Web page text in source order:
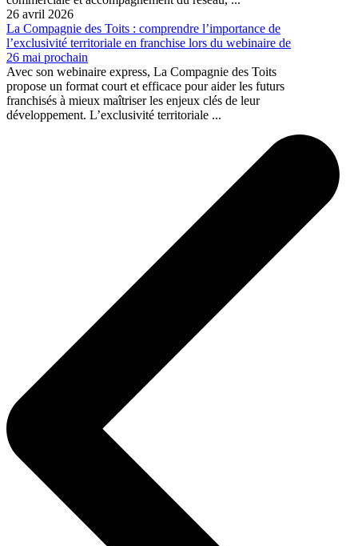
26 avril 2026
La Compagnie des Toits : comprendre l’importance de
l’exclusivité territoriale en franchise lors du webinaire de
26 mai prochain
Avec son webinaire express, La Compagnie des Toits
propose un format court et efficace pour aider les futurs
franchisés à mieux maîtriser les enjeux clés de leur
développement. L’exclusivité territoriale ...